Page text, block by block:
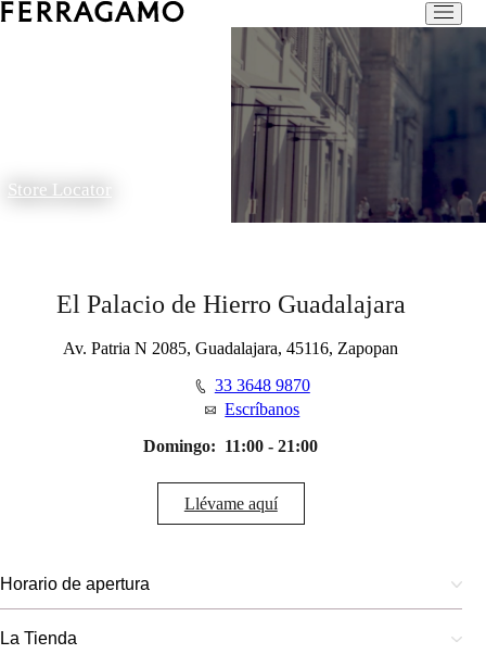
Store Locator
El Palacio de Hierro Guadalajara
Av. Patria N 2085, Guadalajara, 45116, Zapopan
33 3648 9870
Escríbanos
Domingo: 11:00 - 21:00
Llévame aquí
Horario de apertura
La Tienda